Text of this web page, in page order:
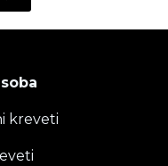
kreveti